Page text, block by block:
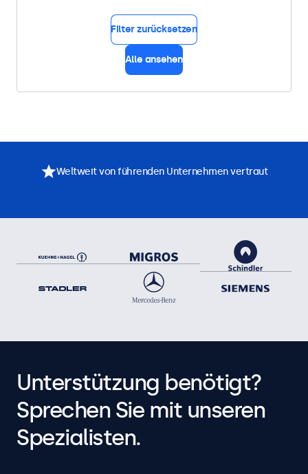
Filter zurücksetzen
Alle ansehen
Weltweit von führenden Unternehmen vertraut
Unterstützung benötigt?
Sprechen Sie mit unseren
Spezialisten.